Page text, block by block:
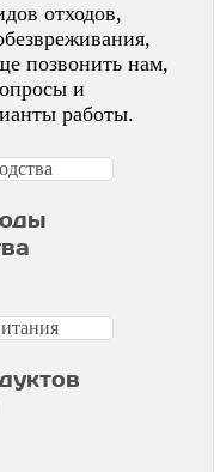
отходов,
позвонить нам,
и
работы.